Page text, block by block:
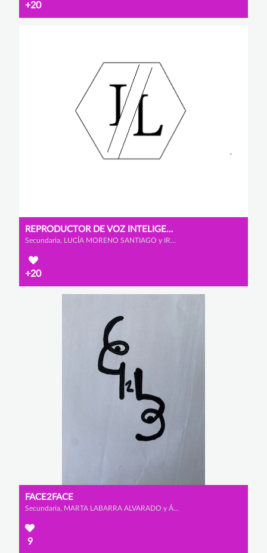
+20
REPRODUCTOR DE VOZ INTELIGENTE
Secundaria, LUCÍA MORENO SANTIAGO y IRENE MELÉNDEZ RODRÍGUEZ
+20
FACE2FACE
Secundaria, MARTA LABARRA ALVARADO y ÁNGELA VALBUENA PÉREZ
9